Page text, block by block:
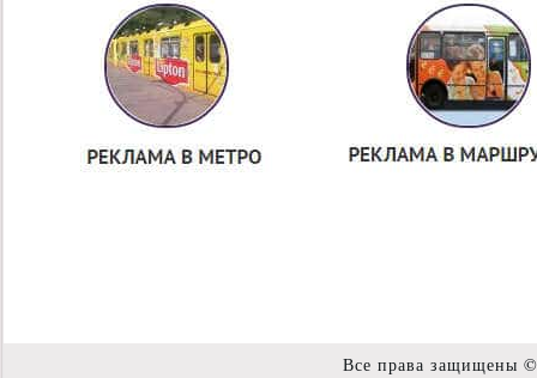
Все права защищены